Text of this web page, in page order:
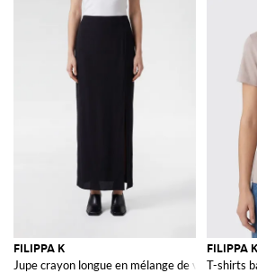
FILIPPA K
Jupe crayon longue en mélange de viscose
FILIPPA K
T-shirts